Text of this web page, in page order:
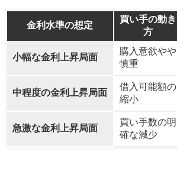
金利水準の想定
買い手の動き
方
小幅な金利上昇局面
購入意欲やや
慎重
中程度の金利上昇局面
借入可能額の
縮小
急激な金利上昇局面
買い手数の明
確な減少